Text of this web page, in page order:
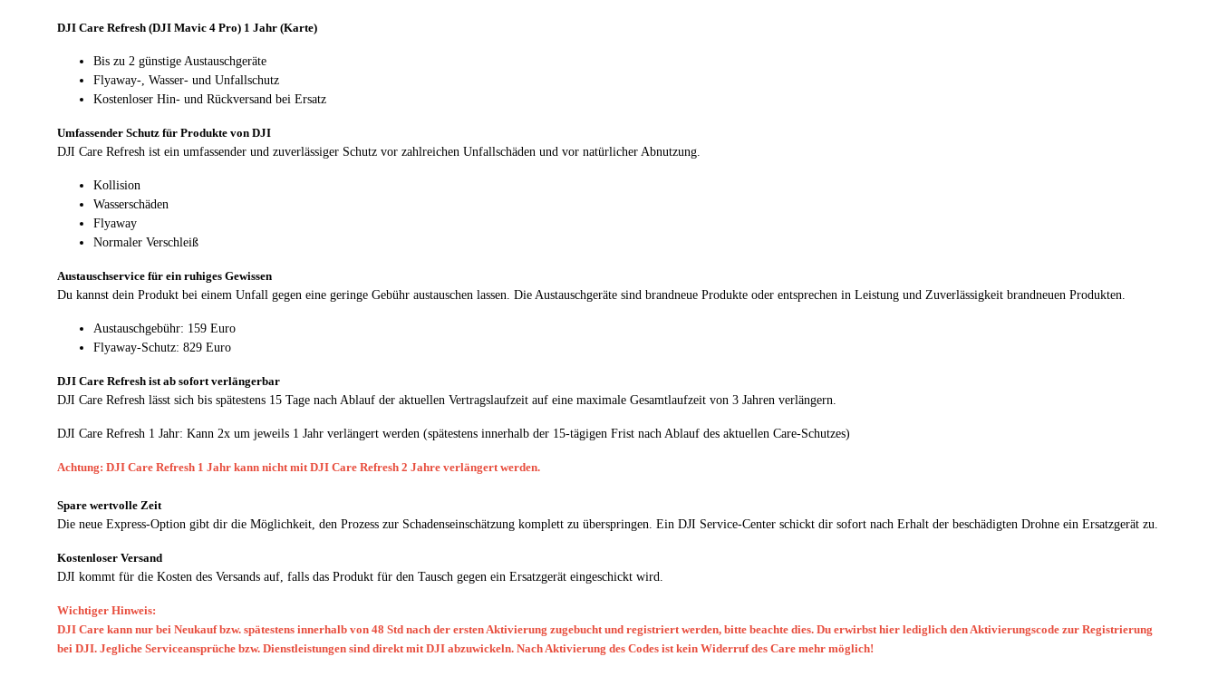
DJI Care Refresh (DJI Mavic 4 Pro) 1 Jahr (Karte)
Bis zu 2 günstige Austauschgeräte
Flyaway-, Wasser- und Unfallschutz
Kostenloser Hin- und Rückversand bei Ersatz
Umfassender Schutz für Produkte von DJI
DJI Care Refresh ist ein umfassender und zuverlässiger Schutz vor zahlreichen Unfallschäden und vor natürlicher Abnutzung.
Kollision
Wasserschäden
Flyaway
Normaler Verschleiß
Austauschservice für ein ruhiges Gewissen
Du kannst dein Produkt bei einem Unfall gegen eine geringe Gebühr austauschen lassen. Die Austauschgeräte sind brandneue Produkte oder entsprechen in Leistung und Zuverlässigkeit brandneuen Produkten.
Austauschgebühr: 159 Euro
Flyaway-Schutz: 829 Euro
DJI Care Refresh ist ab sofort verlängerbar
DJI Care Refresh lässt sich bis spätestens 15 Tage nach Ablauf der aktuellen Vertragslaufzeit auf eine maximale Gesamtlaufzeit von 3 Jahren verlängern.
DJI Care Refresh 1 Jahr: Kann 2x um jeweils 1 Jahr verlängert werden (spätestens innerhalb der 15-tägigen Frist nach Ablauf des aktuellen Care-Schutzes)
Achtung: DJI Care Refresh 1 Jahr kann nicht mit DJI Care Refresh 2 Jahre verlängert werden.
Spare wertvolle Zeit
Die neue Express-Option gibt dir die Möglichkeit, den Prozess zur Schadenseinschätzung komplett zu überspringen. Ein DJI Service-Center schickt dir sofort nach Erhalt der beschädigten Drohne ein Ersatzgerät zu.
Kostenloser Versand
DJI kommt für die Kosten des Versands auf, falls das Produkt für den Tausch gegen ein Ersatzgerät eingeschickt wird.
Wichtiger Hinweis:
DJI Care kann nur bei Neukauf bzw. spätestens innerhalb von 48 Std nach der ersten Aktivierung zugebucht und registriert werden, bitte beachte dies. Du erwirbst hier lediglich den Aktivierungscode zur Registrierung
bei DJI. Jegliche Serviceansprüche bzw. Dienstleistungen sind direkt mit DJI abzuwickeln. Nach Aktivierung des Codes ist kein Widerruf des Care mehr möglich!